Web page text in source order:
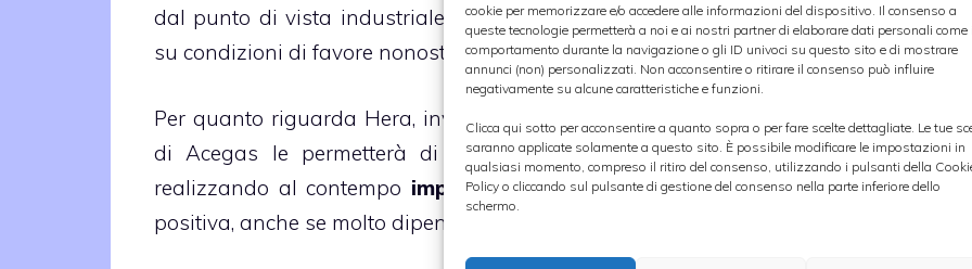
cookie per memorizzare e/o accedere alle informazioni del dispositivo. Il consenso a
queste tecnologie permetterà a noi e ai nostri partner di elaborare dati personali come
comportamento durante la navigazione o gli ID univoci su questo sito e di mostrare
annunci (non) personalizzati. Non acconsentire o ritirare il consenso può influire
negativamente su alcune caratteristiche e funzioni.
Clicca qui sotto per acconsentire a quanto sopra o per fare scelte dettagliate. Le tue
saranno applicate solamente a questo sito. È possibile modificare le impostazioni in
qualsiasi momento, compreso il ritiro del consenso, utilizzando i pulsanti della
Policy o cliccando sul pulsante di gestione del consenso nella parte inferiore dello
schermo.
dal punto di vista industriale che finanziario, quindi Acegas-Aps potrebbe contare
su condizioni di favore nonostante le sue ridotte dimensioni.
Per quanto riguarda Hera, invece, secondo gli analisti di Intermontel’acquisizione
di Acegas le permetterà di crescere nei territori contigui di Padova e Trieste,
realizzando al contempo importanti sinergie. La notizia, dunque, a loro avviso è
positiva, anche se molto dipenderà dal prezzo che sarà pattuito dalle parti.